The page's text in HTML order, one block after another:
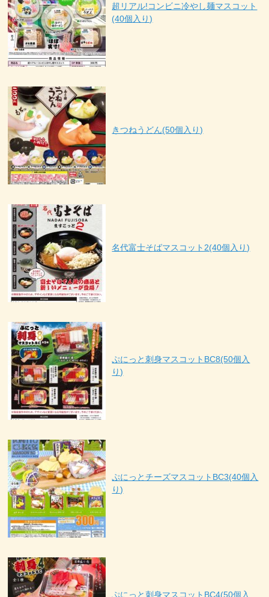
超リアル!コンビニ冷やし麺マスコット
(40個入り)
きつねうどん(50個入り)
名代富士そばマスコット2(40個入り)
ぷにっと刺身マスコットBC8(50個入
り)
ぷにっとチーズマスコットBC3(40個入
り)
ぷにっと刺身マスコットBC4(50個入